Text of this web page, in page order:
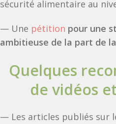
sécurité alimentaire au
— Une pétition pour une
ambitieuse de la part de la
Quelques
de vidéos
— Les articles publiés sur